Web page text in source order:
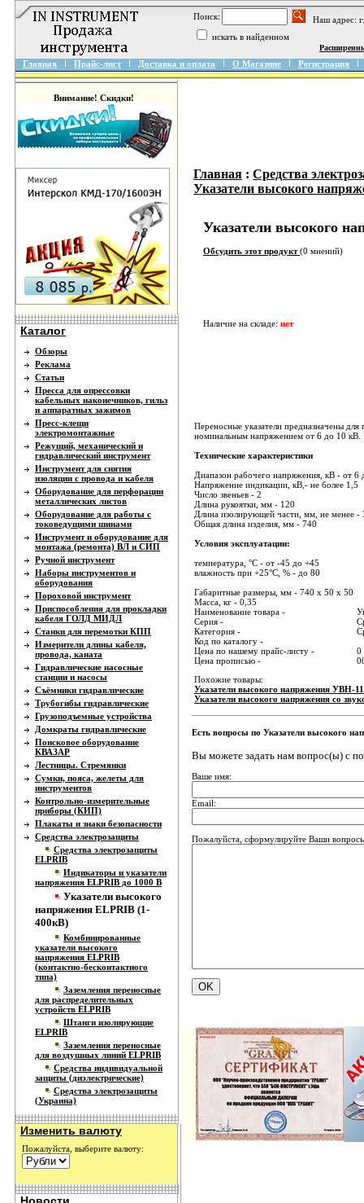
Поиск:
Наш адрес:
искать в найденном
Главная Прайс-лист Доставка и оплата О Магазине Регистрация
Внимание! Скидки!
Каталог
Обзоры
Реклама
Статьи
Пресса для опрессовки
кабельных наконечников, гильз
и аппаратных зажимов
Пресс-клещи
электромонтажные
Режущий, механический и
гидравлический инструмент
Инструмент для снятия
изоляции с провода и кабеля
Оборудование для перфорации
металлических листов
Оборудование для работы с
токоведущими шинами
Инструмент и оборудование для
монтажа (ремонта) ВЛ и СИП
Ручной инструмент
Наборы инструментов и
оборудования
Пороховой инструмент
Приспособления для прокладки
кабеля ГОЛД МИДЛ
Станки для перемотки КПП
Измерители длины кабеля,
провода, каната
Гидравлические насосные
станции и насосы
Съёмники гидравлические
Трубогибы гидравлические
Грузоподъемные устройства
Домкраты гидравлические
Поисковое оборудование
КВАЗАР
Лестницы. Стремянки
Сумки, пояса, желеты для
инструментов
Контрольно-измерительные
приборы (КИП)
Плакаты и знаки безопасности
Средства электрозащиты
Средства электрозащиты
ELPRIB
Индикаторы и указатели
напряжения ELPRIB до 1000 В
Указатели высокого
напряжения ELPRIB (1-
400кВ)
Комбинированные
указатели высокого
напряжения ELPRIB
(контактно-бесконтактного
типа)
Заземления переносные
для распределительных
устройств ELPRIB
Штанги изолирующие
ELPRIB
Заземления переносные
для воздушных линий ELPRIB
Средства индивидуальной
защиты (диэлектрические)
Средства электрозащиты
(Украина)
Изменить валюту
Пожалуйста, выберите валюту:
Главная : Средства
Указатели высокого
Указатели высокого
Обсудить этот продукт(0 мнений)
Наличие на складе: нет
Переносные указатели предназначены
номинальным напряжением от 6 до 10
Технические характеристики
Диапазон рабочего напряжения, кВ - от 6
Напряжение индикации, кВ,- не более 1,5
Число звеньев - 2
Длина рукоятки, мм - 120
Длина изолирующей части, мм, не менее -
Общая длина изделия, мм - 740
Условия эксплуатации:
температура, °С - от -45 до +45
влажность при +25°С, % - до 80
Габаритные размеры, мм - 740 х 50 х 50
Масса, кг - 0,35
Наименование товара -
Серия -
Категория -
Код по каталогу -
Цена по нашему прайс-листу -
0
Цена прописью -
Похожие товары:
Указатели высокого напряжения УВН-
Указатели высокого напряжения со
Есть вопросы по Указатели высокого
Вы можете задать нам вопрос(ы) с
Ваше имя:
Email:
Пожалуйста, сформулируйте Ваши